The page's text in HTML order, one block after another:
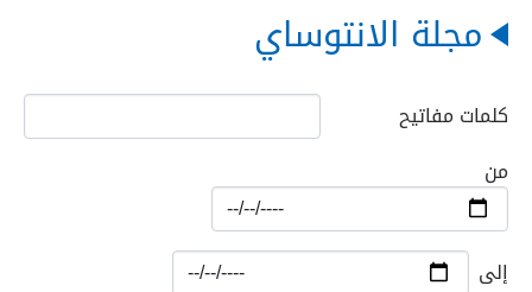
مجلة الانتوساي
كلمات مفاتيح
من
إلى